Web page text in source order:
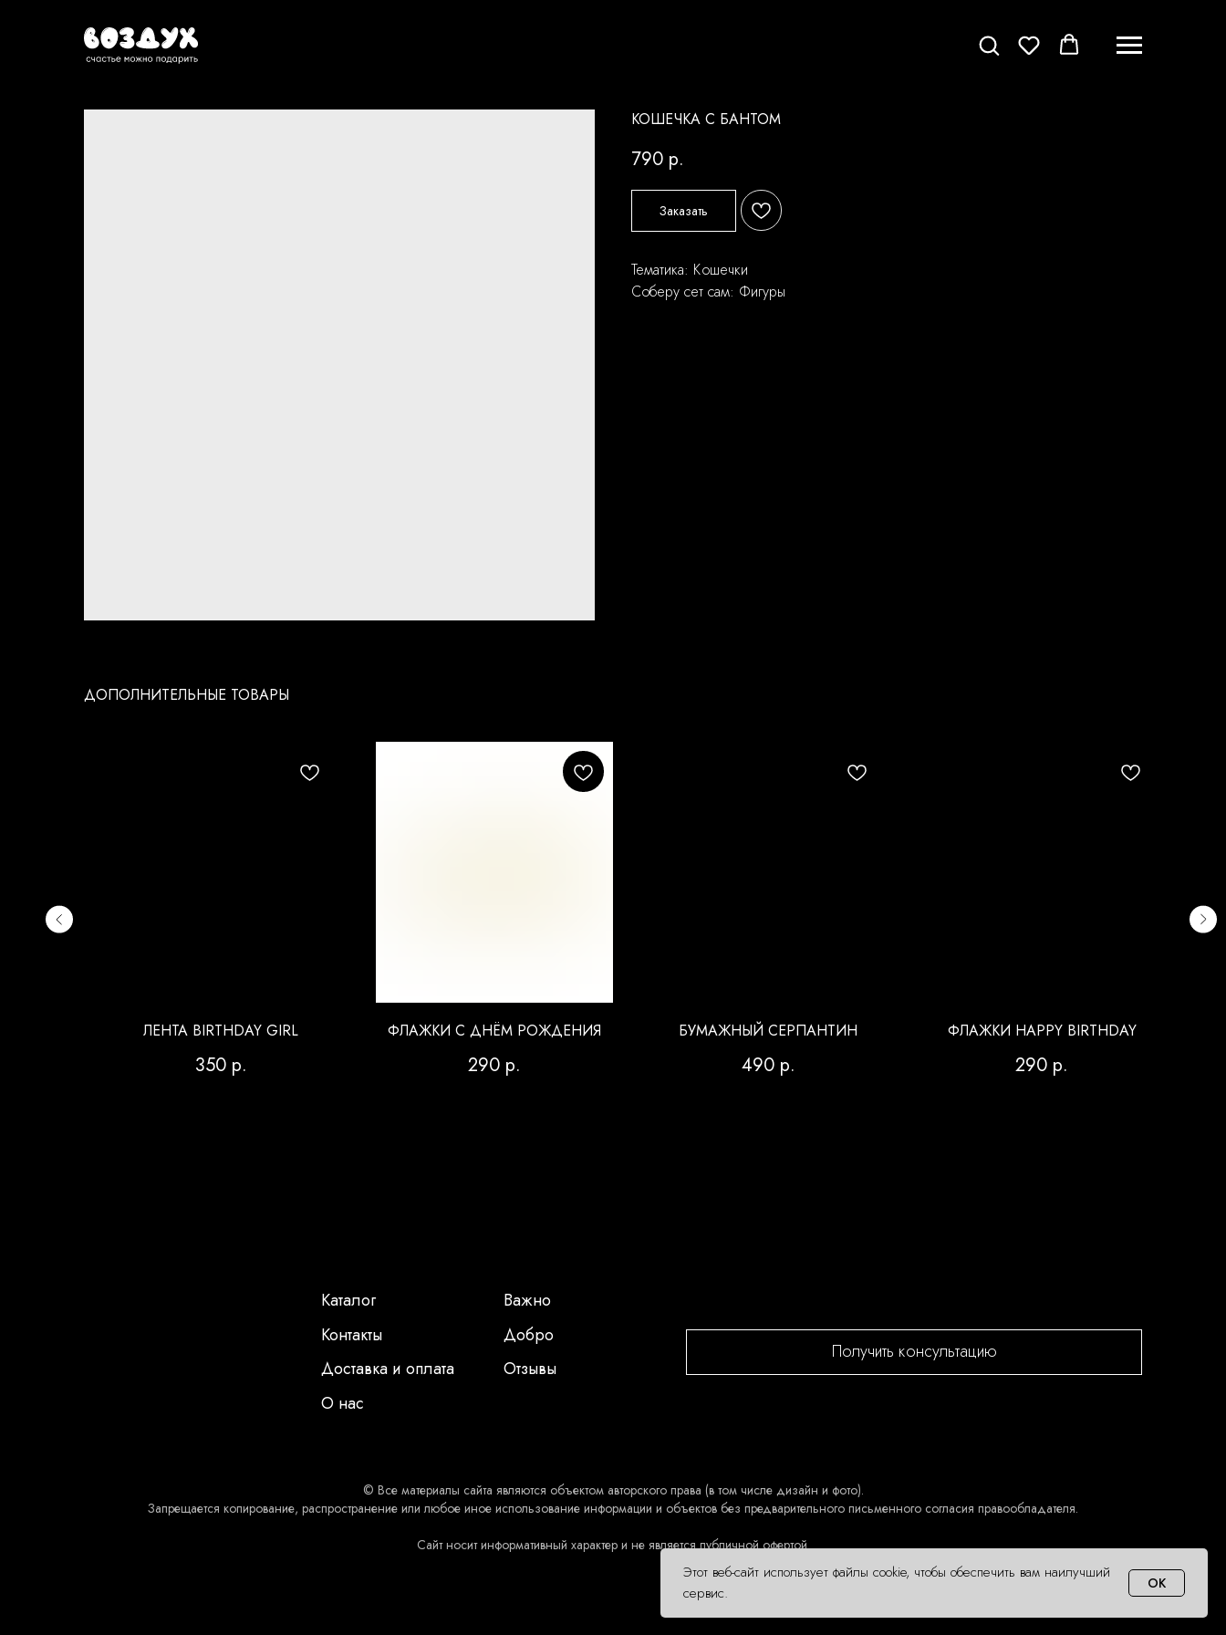
КОШЕЧКА С БАНТОМ
790 р.
Заказать
Тематика: Кошечки
Соберу сет сам: Фигуры
ДОПОЛНИТЕЛЬНЫЕ ТОВАРЫ
ЛЕНТА BIRTHDAY GIRL
350 р.
ФЛАЖКИ С ДНЁМ РОЖДЕНИЯ
290 р.
БУМАЖНЫЙ СЕРПАНТИН
490 р.
ФЛАЖКИ HAPPY BIRTHDAY
290 р.
Каталог
Контакты
Доставка и оплата
О нас
Важно
Добро
Отзывы
Получить консультацию
© Все материалы сайта являются объектом авторского права (в том числе дизайн и фото).
Запрещается копирование, распространение или любое иное использование информации и объектов без предварительного письменного согласия правообладателя.
Сайт носит информативный характер и не является публичной офертой.
Этот веб-сайт использует файлы cookie, чтобы обеспечить вам наилучший
сервис.
OK